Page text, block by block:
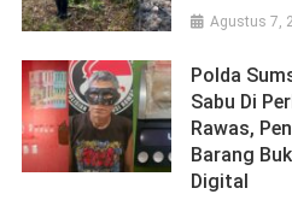
Agustus 7,
Polda
Sabu Di
Rawas,
Barang
Digital